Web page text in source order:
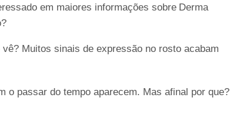
em maiores informações sobre Derma
Muitos sinais de expressão no rosto acabam
o passar do tempo aparecem. Mas afinal por que?